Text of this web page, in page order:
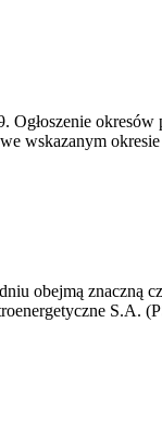
wskazanym
obejmą znaczną
S.A.